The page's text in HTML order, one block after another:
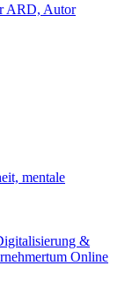
ARD, Autor
mentale
&
Online